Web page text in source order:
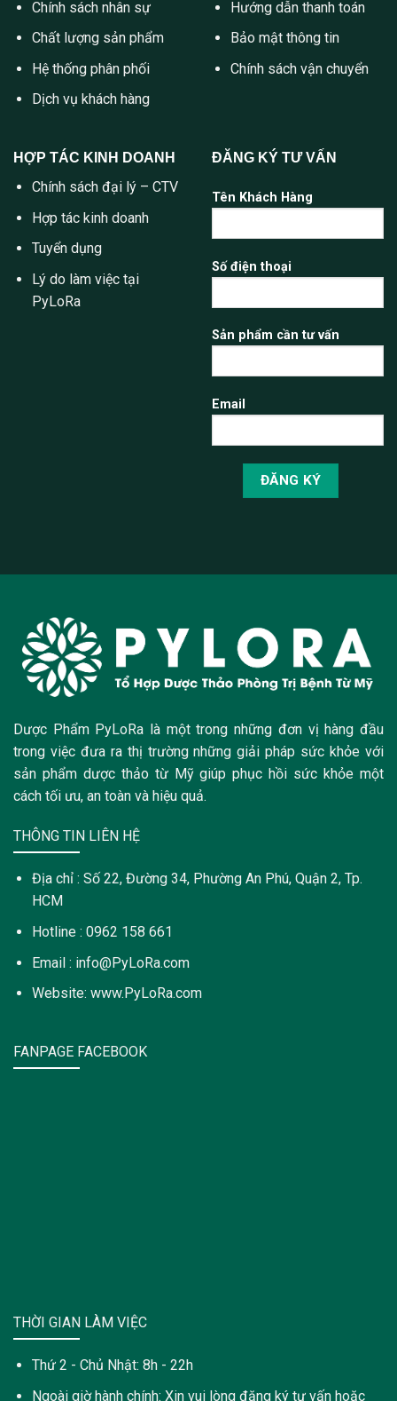
Chính sách nhân sự
Chất lượng sản phẩm
Hệ thống phân phối
Dịch vụ khách hàng
Hướng dẫn thanh toán
Bảo mật thông tin
Chính sách vận chuyển
HỢP TÁC KINH DOANH
Chính sách đại lý – CTV
Hợp tác kinh doanh
Tuyển dụng
Lý do làm việc tại
PyLoRa
ĐĂNG KÝ TƯ VẤN
Tên Khách Hàng
Số điện thoại
Sản phẩm cần tư vấn
Email
Dược Phẩm PyLoRa là một trong những đơn vị hàng đầu
trong việc đưa ra thị trường những giải pháp sức khỏe với
sản phẩm dược thảo từ Mỹ giúp phục hồi sức khỏe một
cách tối ưu, an toàn và hiệu quả.
THÔNG TIN LIÊN HỆ
Địa chỉ : Số 22, Đường 34, Phường An Phú, Quận 2, Tp.
HCM
Hotline : 0962 158 661
Email : info@PyLoRa.com
Website: www.PyLoRa.com
FANPAGE FACEBOOK
THỜI GIAN LÀM VIỆC
Thứ 2 - Chủ Nhật: 8h - 22h
Ngoài giờ hành chính: Xin vui lòng đăng ký tư vấn hoặc